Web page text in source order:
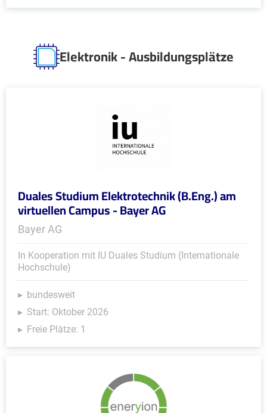
Elektronik - Ausbildungsplätze
Duales Studium Elektrotechnik (B.Eng.) am
virtuellen Campus - Bayer AG
Bayer AG
In Kooperation mit IU Duales Studium (Internationale
Hochschule)
bundesweit
Start: Oktober 2026
Freie Plätze: 1